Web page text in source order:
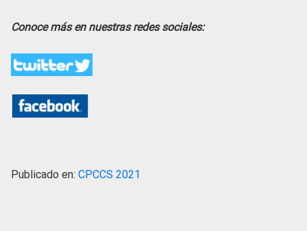
Conoce más en nuestras redes sociales:
Publicado en: CPCCS 2021